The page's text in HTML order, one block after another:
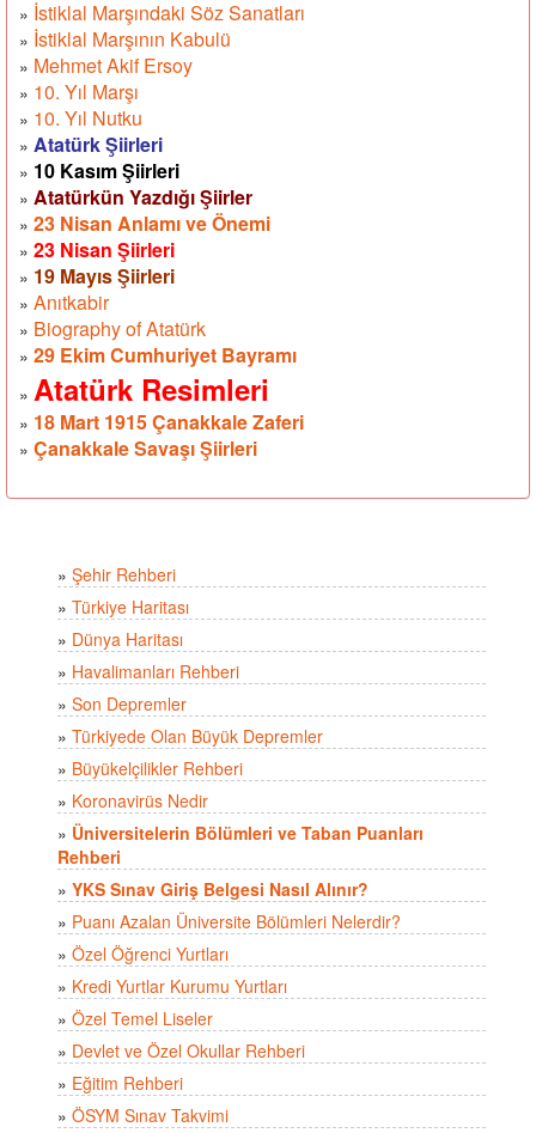
» İstiklal Marşındaki Söz Sanatları
» İstiklal Marşının Kabulü
» Mehmet Akif Ersoy
» 10. Yıl Marşı
» 10. Yıl Nutku
» Atatürk Şiirleri
» 10 Kasım Şiirleri
» Atatürkün Yazdığı Şiirler
» 23 Nisan Anlamı ve Önemi
» 23 Nisan Şiirleri
» 19 Mayıs Şiirleri
» Anıtkabir
» Biography of Atatürk
» 29 Ekim Cumhuriyet Bayramı
» Atatürk Resimleri
» 18 Mart 1915 Çanakkale Zaferi
» Çanakkale Savaşı Şiirleri
» Şehir Rehberi
» Türkiye Haritası
» Dünya Haritası
» Havalimanları Rehberi
» Son Depremler
» Türkiyede Olan Büyük Depremler
» Büyükelçilikler Rehberi
» Koronavirüs Nedir
» Üniversitelerin Bölümleri ve Taban Puanları
Rehberi
» YKS Sınav Giriş Belgesi Nasıl Alınır?
» Puanı Azalan Üniversite Bölümleri Nelerdir?
» Özel Öğrenci Yurtları
» Kredi Yurtlar Kurumu Yurtları
» Özel Temel Liseler
» Devlet ve Özel Okullar Rehberi
» Eğitim Rehberi
» ÖSYM Sınav Takvimi